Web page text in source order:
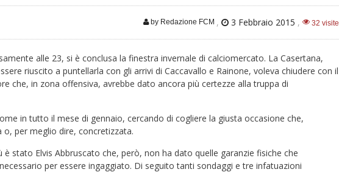
by Redazione FCM , 3 Febbraio 2015 , 32 visite
alle 23, si è conclusa la finestra invernale di calciomercato. La Casertana,
riuscito a puntellarla con gli arrivi di Caccavallo e Rainone, voleva chiudere con il
che, in zona offensiva, avrebbe dato ancora più certezze alla truppa di
in tutto il mese di gennaio, cercando di cogliere la giusta occasione che,
per meglio dire, concretizzata.
è stato Elvis Abbruscato che, però, non ha dato quelle garanzie fisiche che
per essere ingaggiato. Di seguito tanti sondaggi e tre infatuazioni